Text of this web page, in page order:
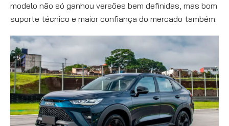
modelo não só ganhou versões bem definidas, mas bom
suporte técnico e maior confiança do mercado também.